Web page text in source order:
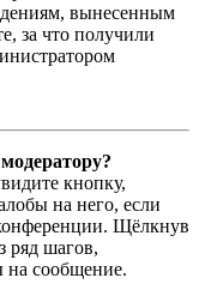
вынесенным
за что получили
кнопку,
на него, если
Щёлкнув
ряд шагов,
на сообщение.